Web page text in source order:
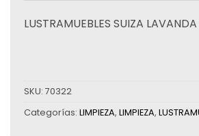
LUSTRAMUEBLES SUIZA
SKU: 70322
Categorías: LIMPIEZA, LIMPIEZA,